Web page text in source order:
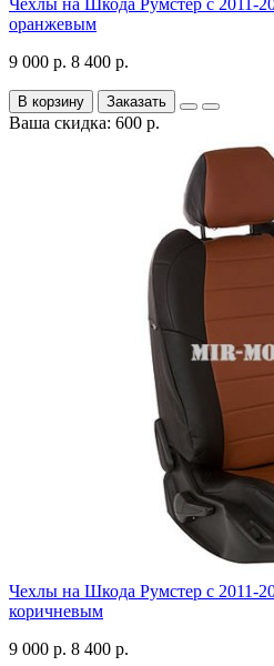
оранжевым
9 000 р. 8 400 р.
В корзину Заказать
Ваша скидка: 600 р.
Чехлы на Шкода Румстер с 2011-
коричневым
9 000 р. 8 400 р.